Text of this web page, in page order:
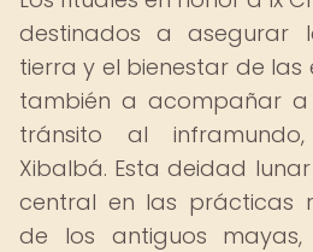
destinados a asegurar
tierra y el bienestar de
también a acompañar a
tránsito al
Xibalbá. Esta deidad
central en las prácticas
de los antiguos mayas,